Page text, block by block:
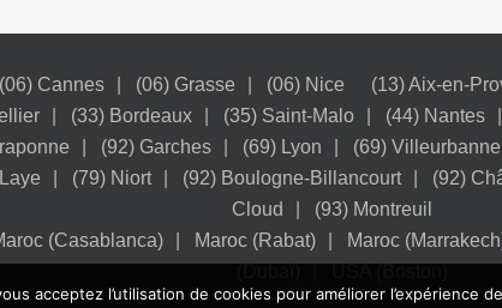
(06) Cannes (06) Grasse (06) Nice (13) Aix-en-
(33) Bordeaux (35) Saint-Malo (44) Nantes
(92) Garches (69) Lyon (69) Villeurbanne
(79) Niort (92) Boulogne-Billancourt (92)
Cloud
(93) Montreuil
(Casablanca) Maroc (Rabat) Maroc
acceptez l’utilisation de cookies pour améliorer l’expérience